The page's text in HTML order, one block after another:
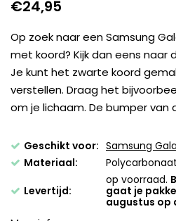
€24,95
Op zoek naar een Samsung
met koord? Kijk dan eens naar
Je kunt het zwarte koord
verstellen. Draag het
om je lichaam. De bumper van
Geschikt voor: Samsung
Materiaal:
Levertijd:
op voorraad.
gaat je
augustus op